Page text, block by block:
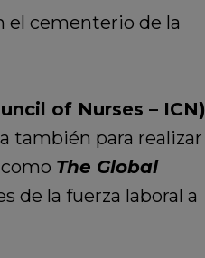
el cementerio de la
of Nurses – ICN)
también para realizar
The Global
de la fuerza laboral a